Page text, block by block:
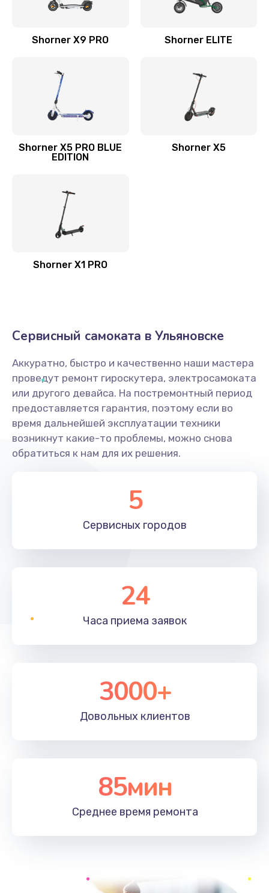
Shorner X9 PRO Shorner ELITE
Shorner X5 PRO BLUE
EDITION
Shorner X5
Shorner X1 PRO
Сервисный самоката в Ульяновске
Аккуратно, быстро и качественно наши мастера
проведут ремонт гироскутера, электросамоката
или другого девайса. На постремонтный период
предоставляется гарантия, поэтому если во
время дальнейшей эксплуатации техники
возникнут какие-то проблемы, можно снова
обратиться к нам для их решения.
5
Сервисных городов
24
Часа приема заявок
3000+
Довольных клиентов
85мин
Среднее время ремонта